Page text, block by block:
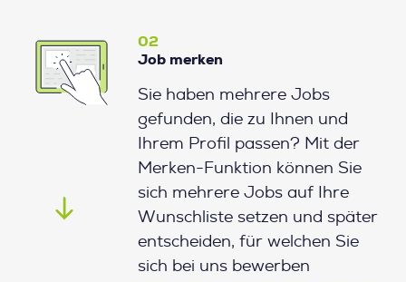
02
Job merken
Sie haben mehrere Jobs
gefunden, die zu Ihnen und
Ihrem Profil passen? Mit der
Merken-Funktion können Sie
sich mehrere Jobs auf Ihre
Wunschliste setzen und später
entscheiden, für welchen Sie
sich bei uns bewerben